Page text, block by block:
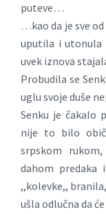
puteve…
…kao da je sve
uputila i utonula
uvek iznova
Probudila se
uglu svoje duše
Senku je čakalo
nije to bilo
srpskom
dahom
,,kolevke,,
ušla odlučna da